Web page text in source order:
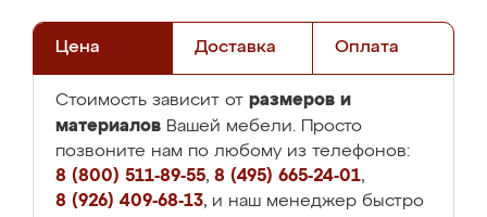
Цена Доставка Оплата
Стоимость зависит от размеров и
материалов Вашей мебели. Просто
позвоните нам по любому из телефонов:
8 (800) 511-89-55, 8 (495) 665-24-01,
8 (926) 409-68-13, и наш менеджер быстро